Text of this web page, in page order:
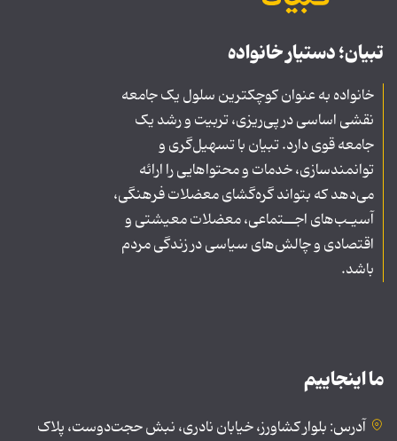
تبیان؛ دستیار خانواده
خانواده به عنوان کوچکترین سلول یک جامعه
نقشی اساسی در پی‌ریزی، تربیت و رشد یک
جامعه قوی دارد. تبیان با تسهیل‌گری و
توانمندسازی، خدمات و محتواهایی را ارائه
می‌دهد که بتواند گره‌گشای معضلات فرهنگی،
آسیـب‌های اجــتماعی، معضلات معیشتی و
اقتصادی و چالش‌های سیاسی در زندگی مردم
باشد.
ما اینجاییم
آدرس: بلوار کشاورز، خیابان نادری، نبش حجت‌دوست، پلاک